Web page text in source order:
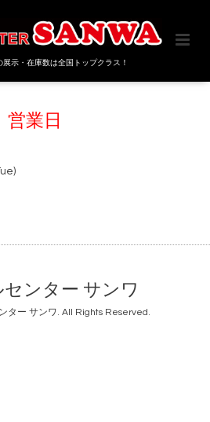
展示・在庫数は全国トップクラス！
営業日
ンター サンワ
ター サンワ. All Rights Reserved.